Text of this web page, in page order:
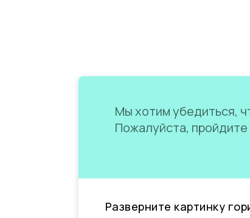
Мы хотим убедиться,
Пожалуйста, пройдите
Разверните картинку